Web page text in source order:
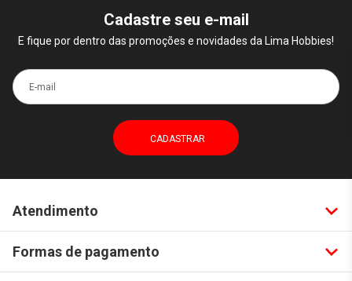
Cadastre seu e-mail
E fique por dentro das promoções e novidades da Lima Hobbies!
E-mail
Atendimento
Formas de pagamento